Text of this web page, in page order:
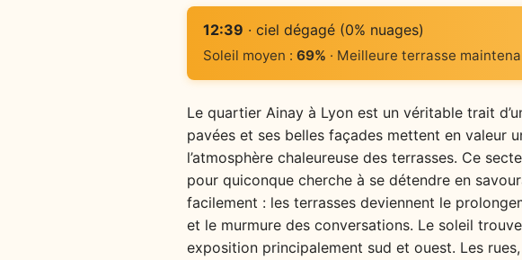
12:39 · ciel dégagé (0% nuages)
Soleil moyen : 69% · Meilleure terrasse
Le quartier Ainay à Lyon est un véritable trait
pavées et ses belles façades mettent en valeur
l’atmosphère chaleureuse des terrasses. Ce
pour quiconque cherche à se détendre en
facilement : les terrasses deviennent le
et le murmure des conversations. Le soleil
exposition principalement sud et ouest. Les